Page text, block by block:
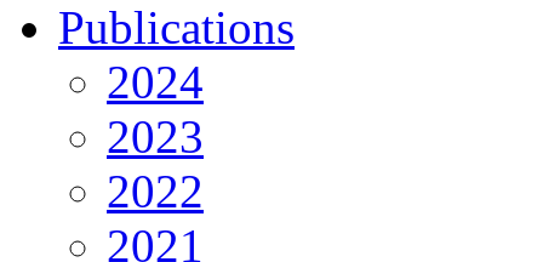
Publications
2024
2023
2022
2021